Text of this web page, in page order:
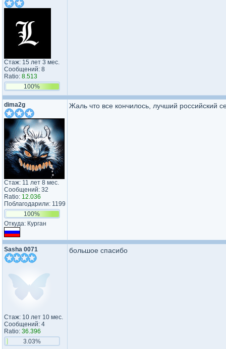
Стаж: 15 лет 3 мес.
Сообщений: 8
Ratio: 8.513
100%
dima2g
Стаж: 11 лет 8 мес.
Сообщений: 32
Ratio: 12.036
Поблагодарили: 1199
100%
Откуда: Курган
Жаль что все кончилось, лучший российский
Sasha 0071
Стаж: 10 лет 10 мес.
Сообщений: 4
Ratio: 36.396
3.03%
большое спасибо